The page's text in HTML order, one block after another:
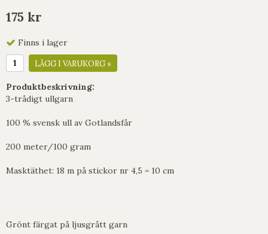
175 kr
Finns i lager
LÄGG I VARUKORG »
Produktbeskrivning:
3-trådigt ullgarn
100 % svensk ull av Gotlandsfår
200 meter/100 gram
Masktäthet: 18 m på stickor nr 4,5 = 10 cm
Grönt färgat på ljusgrått garn